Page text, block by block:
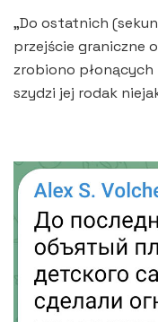
„Do ostatnich
przejście graniczne
zrobiono płonących
szydzi jej rodak